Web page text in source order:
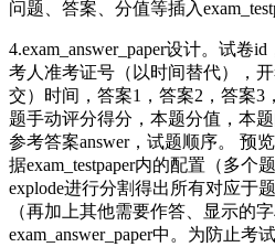
问题、答案、分值等插入
4.exam_answer_paper设计。试卷
考人准考证号（以时间替代），
交）时间，答案1，答案2，答案
题手动评分得分，本题分值，本题
参考答案answer，试题顺序。 预
据exam_testpaper内的配置（多个
explode进行分割得出所有对应于
（再加上其他需要作答、显示的
exam_answer_paper中。为防止考